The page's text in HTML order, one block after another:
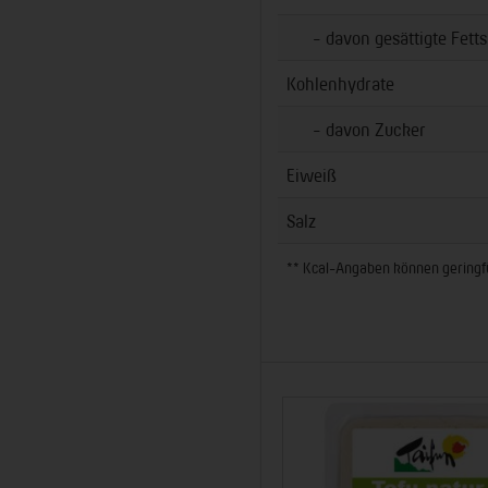
- davon gesättigte
Kohlenhydrate
- davon Zucker
Eiweiß
Salz
** Kcal-Angaben können